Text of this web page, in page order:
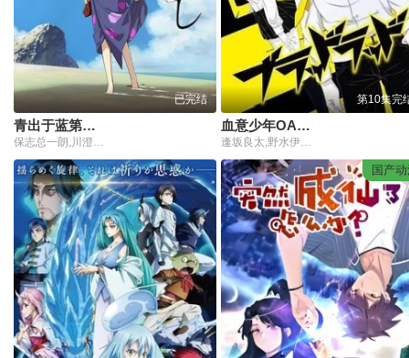
已完结
青出于蓝第一季
保志总一朗,川澄绫子,雪野五月
第10集完
血意少年OAD：我辈不是猫
逢坂良太,野水伊织,木村良平
国产